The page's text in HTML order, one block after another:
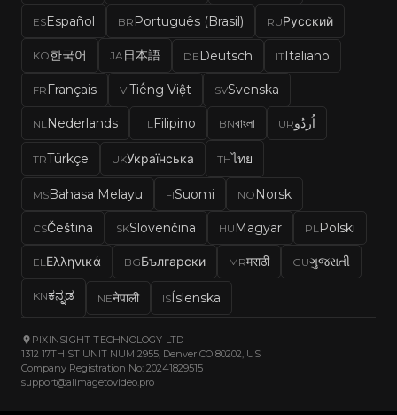
ESEspañol BR Português (Brasil) RUРусский
KO한국어 JA日本語 DE Deutsch ITItaliano
FR Français VITiếng Việt SVSvenska
NLNederlands TLFilipino BNবাংলা URاُردُو
TRTürkçe UKУкраїнська THไทย
MSBahasa Melayu FISuomi NO Norsk
CSČeština SKSlovenčina HU Magyar PLPolski
ELΕλληνικά BGБългарски MRमराठी GUગુજરાતી
KNಕನ್ನಡ NEनेपाली ISÍslenska
PIXINSIGHT TECHNOLOGY LTD
1312 17TH ST UNIT NUM 2955, Denver CO 80202, US
Company Registration No: 20241829515
support@alimagetovideo.pro